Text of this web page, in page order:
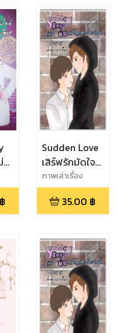
มี
฿
Sudden Love
เสิร์ฟรักมัดใจ
คุณแฟน
กะทันหัน
ภาพเล่าเรื่อง
35.00 ฿